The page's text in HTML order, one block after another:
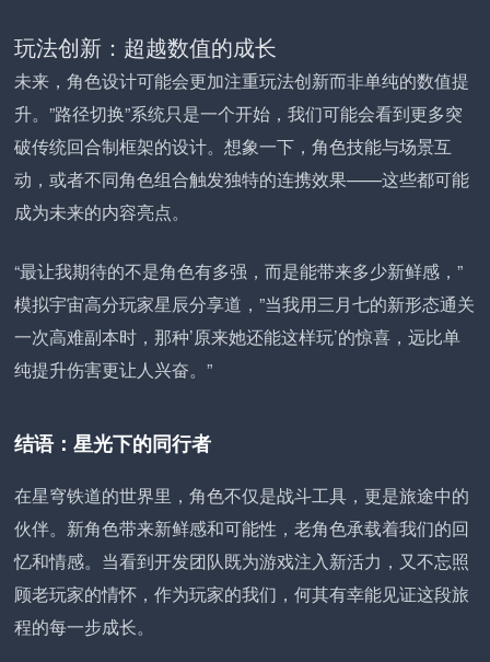
玩法创新：超越数值的成长
未来，角色设计可能会更加注重玩法创新而非单纯的数值提
升。”路径切换”系统只是一个开始，我们可能会看到更多突
破传统回合制框架的设计。想象一下，角色技能与场景互
动，或者不同角色组合触发独特的连携效果——这些都可能
成为未来的内容亮点。
“最让我期待的不是角色有多强，而是能带来多少新鲜感，”
模拟宇宙高分玩家星辰分享道，”当我用三月七的新形态通关
一次高难副本时，那种’原来她还能这样玩’的惊喜，远比单
纯提升伤害更让人兴奋。”
结语：星光下的同行者
在星穹铁道的世界里，角色不仅是战斗工具，更是旅途中的
伙伴。新角色带来新鲜感和可能性，老角色承载着我们的回
忆和情感。当看到开发团队既为游戏注入新活力，又不忘照
顾老玩家的情怀，作为玩家的我们，何其有幸能见证这段旅
程的每一步成长。